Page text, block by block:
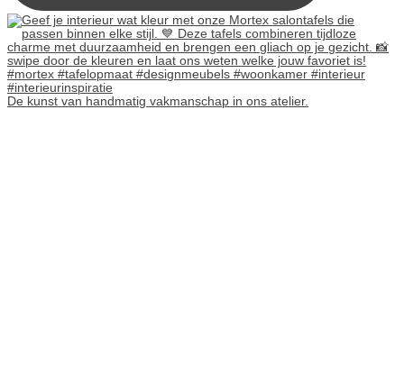
De kunst van handmatig vakmanschap in ons atelier.